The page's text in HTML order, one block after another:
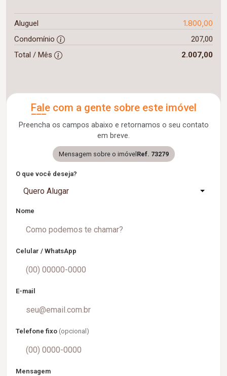
Aluguel 1.800,00
Condomínio
207,00
Total / Mês
2.007,00
Fale com a gente sobre este imóvel
Preencha os campos abaixo e retornamos o seu contato
em breve.
Mensagem sobre o imóvel Ref. 73279
O que você deseja?
Quero Alugar
Nome
Celular / WhatsApp
E-mail
Telefone fixo (opcional)
Mensagem